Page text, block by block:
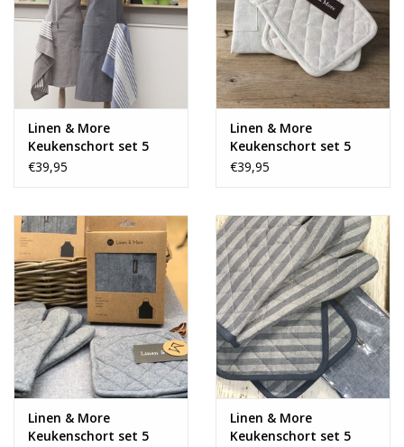
Sale!
Kleuren
Linen & More
Keukenschort set 5
delig - grey
€39,95
Linen & More
Keukenschort set 5
delig - ivory
€39,95
Linen & More
Keukenschort set 5
Linen & More
Keukenschort set 5